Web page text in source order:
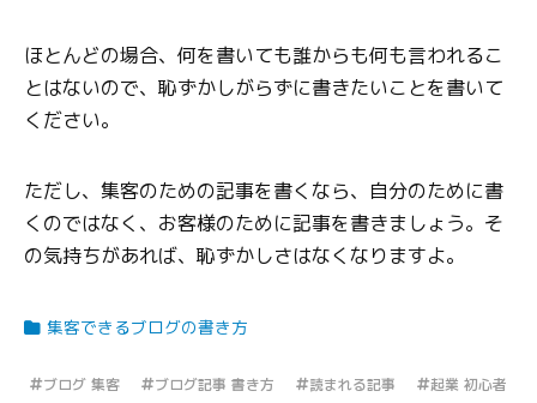
ほとんどの場合、何を書いても誰からも何も言われるこ
とはないので、恥ずかしがらずに書きたいことを書いて
ください。
ただし、集客のための記事を書くなら、自分のために書
くのではなく、お客様のために記事を書きましょう。そ
の気持ちがあれば、恥ずかしさはなくなりますよ。
集客できるブログの書き方
ブログ 集客 ブログ記事 書き方 読まれる記事 起業 初心者